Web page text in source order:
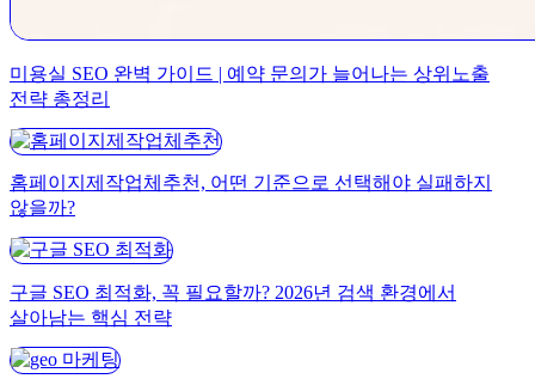
미용실 SEO 완벽 가이드 | 예약 문의가 늘어나는 상위노출
전략 총정리
홈페이지제작업체추천, 어떤 기준으로 선택해야 실패하지
않을까?
구글 SEO 최적화, 꼭 필요할까? 2026년 검색 환경에서
살아남는 핵심 전략